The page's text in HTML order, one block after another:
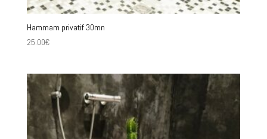
Hammam privatif 30mn
25.00€